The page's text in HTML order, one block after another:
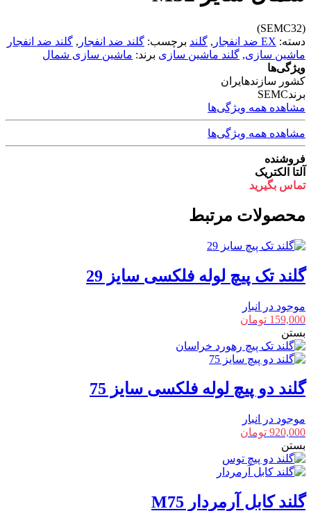
(SEMC32)
دسته: EX ضد انفجار , گلند برچسب: گلند ضد انفجار , گلند ضد انفجار
ماشین سازی, گلند ماشین سازی برند: ماشین سازی شمال
ویژگی‌ها
کشور سازندهایران
برندSEMC
مشاهده همه ویژگی‌ها
مشاهده همه ویژگی‌ها
فروشنده
آلتا الکتریک
تماس بگیرید
محصولات مرتبط
گلند تک پیچ لوله فلکسی سایز 29
موجود در انبار
159,000 تومان
بستن
گلند دو پیچ لوله فلکسی سایز 75
موجود در انبار
920,000 تومان
بستن
گلند کابل آرمردار M75